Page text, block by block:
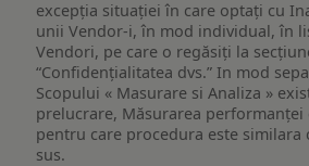
excepția situației în care optați cu
unii Vendor-i, în mod individual, în
Vendori, pe care o regăsiți la
“Confidențialitatea dvs.” In mod
Scopului « Masurare si Analiza »
prelucrare, Măsurarea
pentru care procedura este similara
sus.